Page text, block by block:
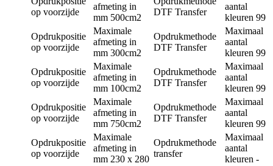
op voorzijde
afmeting in
mm 500cm2
DTF Transfer
aantal
kleuren 99
Opdrukpositie
op voorzijde
Maximale
afmeting in
mm 300cm2
Opdrukmethode
DTF Transfer
Maximaal
aantal
kleuren 99
Opdrukpositie
op voorzijde
Maximale
afmeting in
mm 100cm2
Opdrukmethode
DTF Transfer
Maximaal
aantal
kleuren 99
Opdrukpositie
op voorzijde
Maximale
afmeting in
mm 750cm2
Opdrukmethode
DTF Transfer
Maximaal
aantal
kleuren 99
Opdrukpositie
op voorzijde
Maximale
afmeting in
mm 230 x 280
Opdrukmethode
transfer
Maximaal
aantal
kleuren -